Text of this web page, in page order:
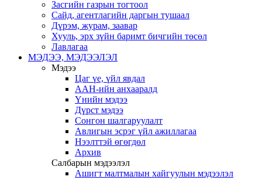
Засгийн газрын тогтоол
Сайд, агентлагийн даргын тушаал
Дүрэм, журам, заавар
Хууль, эрх зүйн баримт бичгийн төсөл
Лавлагаа
МЭДЭЭ, МЭДЭЭЛЭЛ
Мэдээ
Цаг үе, үйл явдал
ААН-ийн анхааралд
Үнийн мэдээ
Дүрст мэдээ
Сонгон шалгаруулалт
Авлигын эсрэг үйл ажиллагаа
Нээлттэй өгөгдөл
Архив
Салбарын мэдээлэл
Ашигт малтмалын хайгуулын мэдээлэл